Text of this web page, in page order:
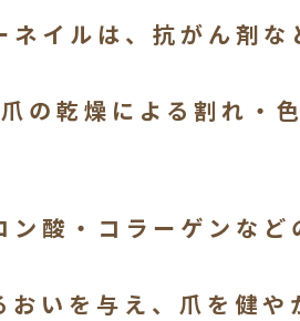
ネイルは、抗がん剤な
の乾燥による割れ・
ン酸・コラーゲンな
いを与え、爪を健や